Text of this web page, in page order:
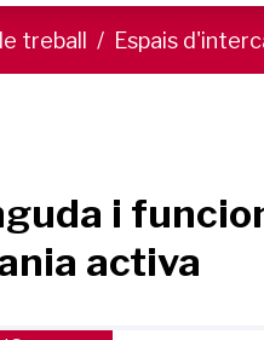
treball / Espais
i
activa